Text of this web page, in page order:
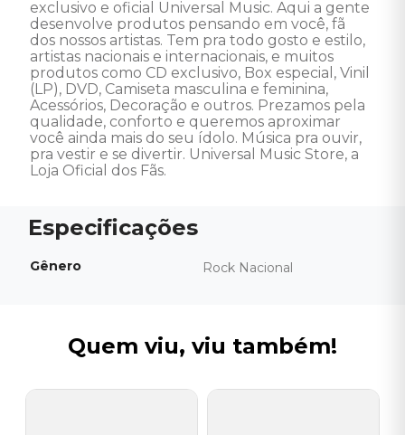
exclusivo e oficial Universal Music. Aqui a gente
desenvolve produtos pensando em você, fã
dos nossos artistas. Tem pra todo gosto e estilo,
artistas nacionais e internacionais, e muitos
produtos como CD exclusivo, Box especial, Vinil
(LP), DVD, Camiseta masculina e feminina,
Acessórios, Decoração e outros. Prezamos pela
qualidade, conforto e queremos aproximar
você ainda mais do seu ídolo. Música pra ouvir,
pra vestir e se divertir. Universal Music Store, a
Loja Oficial dos Fãs.
Gênero Rock Nacional
Quem viu, viu também!